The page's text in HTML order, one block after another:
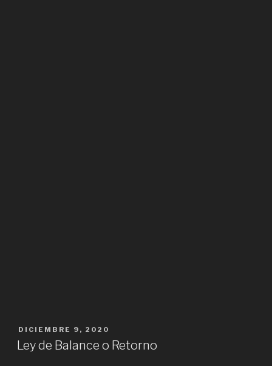
PUBLICADO
EL
DICIEMBRE 9, 2020
Ley de Balance o Retorno